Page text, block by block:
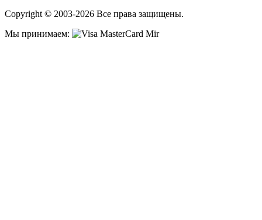
Copyright © 2003-2026 Все права защищены.
Мы принимаем: